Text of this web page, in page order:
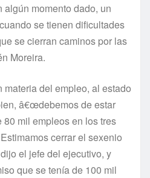
momento dado, un
se tienen dificultades
se cierran caminos por las
Moreira.
del empleo, al estado
â€œdebemos de estar
mil empleos en los tres
cerrar el sexenio
el jefe del ejecutivo, y
que se tení­a de 100 mil